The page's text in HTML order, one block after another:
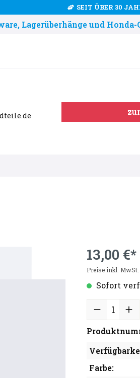
SEIT ÜBER 30
Lagerüberhänge und
13,00 €*
Preise inkl.
Sofort
Farbe: